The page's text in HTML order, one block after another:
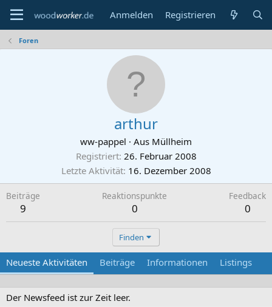
Anmelden Registrieren
Foren
arthur
ww-pappel · Aus Müllheim
Registriert 26. Februar 2008
Letzte Aktivität 16. Dezember 2008
Beiträge
9
Reaktionspunkte
0
Feedback
0
Finden
Neueste Aktivitäten Beiträge Informationen Listings
Der Newsfeed ist zur Zeit leer.